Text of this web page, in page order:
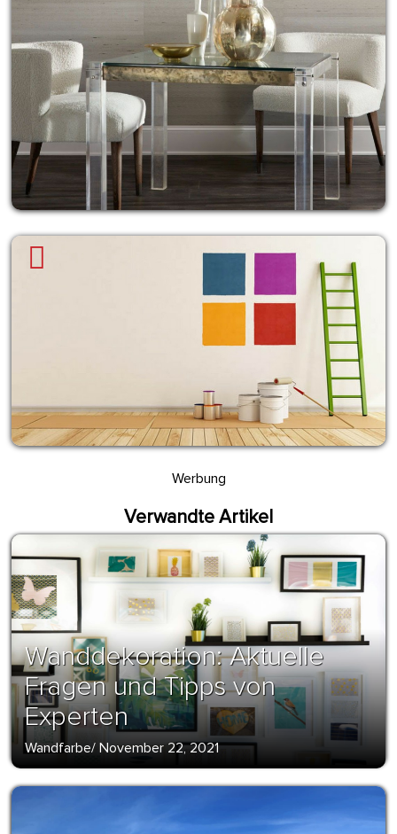
Werbung
Verwandte Artikel
Wanddekoration: Aktuelle
Fragen und Tipps von
Experten
Wandfarbe/ November 22, 2021